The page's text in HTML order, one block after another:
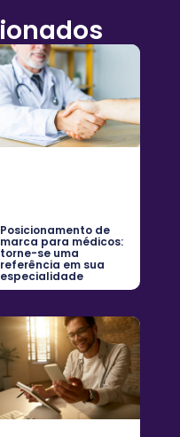
Posicionamento de
marca para médicos:
torne-se uma
referência em sua
especialidade